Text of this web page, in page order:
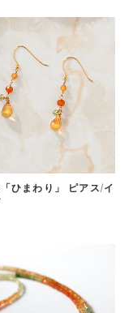
ひまわり」 ピアス/イ